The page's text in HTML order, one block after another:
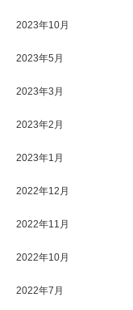
2023年10月
2023年5月
2023年3月
2023年2月
2023年1月
2022年12月
2022年11月
2022年10月
2022年7月